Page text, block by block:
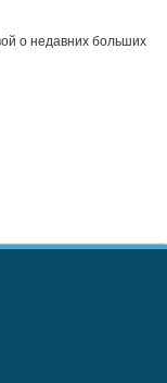
о недавних больших